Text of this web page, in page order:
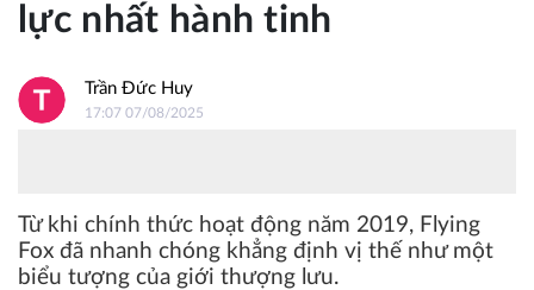
lực nhất hành tinh
Trần Đức Huy
17:07 07/08/2025
Từ khi chính thức hoạt động năm 2019, Flying
Fox đã nhanh chóng khẳng định vị thế như một
biểu tượng của giới thượng lưu.